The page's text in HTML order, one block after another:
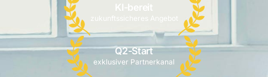
KI-bereit
zukunftssicheres Angebot
Q2-Start
exklusiver Partnerkanal